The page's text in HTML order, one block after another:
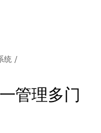
统 /
管理多门